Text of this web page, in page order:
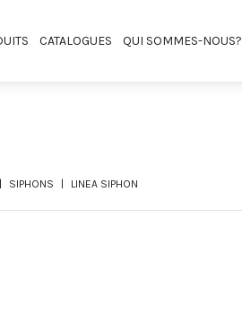
CATALOGUES QUI SOMMES-NOUS?
SIPHONS LINEA SIPHON